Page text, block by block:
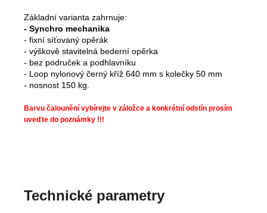
Základní varianta zahrnuje:
- Synchro mechanika
- fixní síťovaný opěrák
- výškově stavitelná bederní opěrka
- bez područek a podhlavníku
- Loop nylonový černý kříž 640 mm s kolečky 50 mm
- nosnost 150 kg.
Barvu čalounění vybírejte v záložce a konkrétní odstín prosím
uveďte do poznámky !!!
Technické parametry